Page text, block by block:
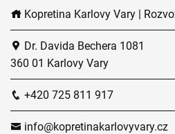
Kopretina Karlovy Vary |
Dr. Davida Bechera 1081
360 01 Karlovy Vary
+420 725 811 917
info@kopretinakarlovyvary.cz